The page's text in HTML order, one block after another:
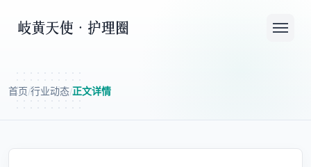
首页/行业动态/正文详情